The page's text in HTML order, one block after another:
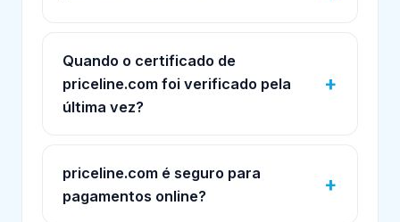
Quando o certificado de
priceline.com foi verificado pela
última vez?
priceline.com é seguro para
pagamentos online?